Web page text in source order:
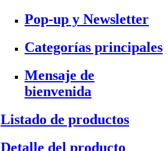
Pop-up y Newsletter
Categorías principales
Mensaje de
bienvenida
Listado de productos
Detalle del producto